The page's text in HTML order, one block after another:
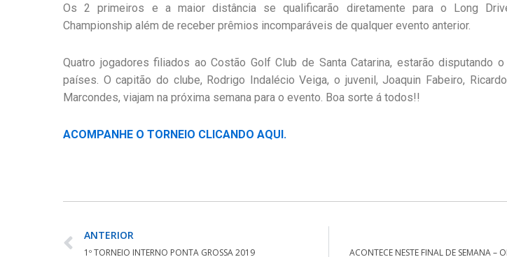
Os 2 primeiros e a maior distância se qualificarão diretamente para o Long
Championship além de receber prêmios incomparáveis ​de qualquer evento anterior.
Quatro jogadores filiados ao Costão Golf Club de Santa Catarina, estarão disputando
países. O capitão do clube, Rodrigo Indalécio Veiga, o juvenil, Joaquin Fabeiro,
Marcondes, viajam na próxima semana para o evento. Boa sorte á todos!!
ACOMPANHE O TORNEIO CLICANDO AQUI.
ANTERIOR
1º TORNEIO INTERNO PONTA GROSSA 2019 ACONTECE NESTE FINAL DE SEMANA –